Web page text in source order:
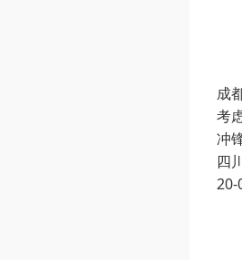
成
考
冲
四
20-